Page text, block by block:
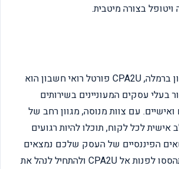
בצורה מיטבית.
בבחירת רואה חשבון ברמלה, CPA2U פורטל רואי חשבון הוא
בעלי עסקים המעוניינים בשירותים
עם צוות מנוסה, מגוון רחב של
לכל לקוח, תוכלו להיות רגועים
הפיננסיים של העסק שלכם נמצאים
בידיים טובות. אל תהססו לפנות אל CPA2U ולהתחיל לנהל את